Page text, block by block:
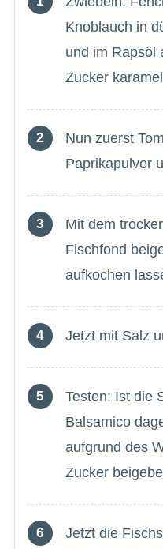
Knoblauch in
und im Rapsöl
Zucker
Nun zuerst
Paprikapulver
Mit dem
Fischfond
aufkochen
Jetzt mit Salz
Testen: Ist die
Balsamico
aufgrund des
Zucker
Jetzt die